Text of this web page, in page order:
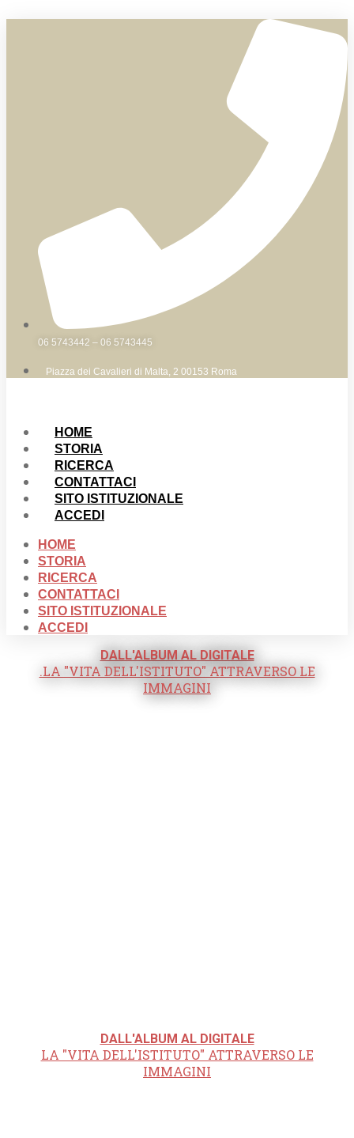
06 5743442 – 06 5743445
Piazza dei Cavalieri di Malta, 2 00153 Roma
HOME
STORIA
RICERCA
CONTATTACI
SITO ISTITUZIONALE
ACCEDI
HOME
STORIA
RICERCA
CONTATTACI
SITO ISTITUZIONALE
ACCEDI
DALL'ALBUM AL DIGITALE
.LA "VITA DELL'ISTITUTO" ATTRAVERSO LE
IMMAGINI
DALL'ALBUM AL DIGITALE
LA "VITA DELL'ISTITUTO" ATTRAVERSO LE
IMMAGINI